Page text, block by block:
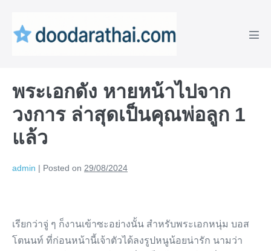
content
พระเอกดัง หายหน้าไปจาก
วงการ ล่าสุดเป็นคุณพ่อลูก 1
แล้ว
admin | Posted on 29/08/2024
เรียกว่าจู่ ๆ ก็งานเข้าซะอย่างนั้น สำหรับพระเอกหนุ่ม บอส
โตนนท์ ที่ก่อนหน้านี้เจ้าตัวได้ลงรูปหนูน้อยน่ารัก นามว่า